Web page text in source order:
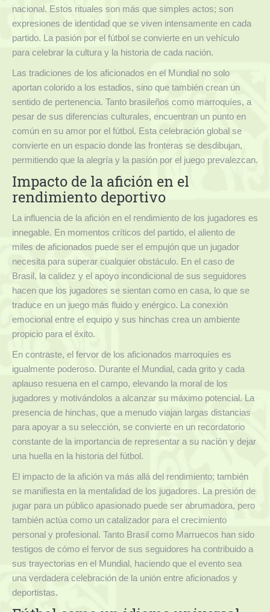
nacional. Estos rituales son más que simples actos; son
expresiones de identidad que se viven intensamente en cada
partido. La pasión por el fútbol se convierte en un vehículo
para celebrar la cultura y la historia de cada nación.
Las tradiciones de los aficionados en el Mundial no solo
aportan colorido a los estadios, sino que también crean un
sentido de pertenencia. Tanto brasileños como marroquíes, a
pesar de sus diferencias culturales, encuentran un punto en
común en su amor por el fútbol. Esta celebración global se
convierte en un espacio donde las fronteras se desdibujan,
permitiendo que la alegría y la pasión por el juego prevalezcan.
Impacto de la afición en el
rendimiento deportivo
La influencia de la afición en el rendimiento de los jugadores es
innegable. En momentos críticos del partido, el aliento de
miles de aficionados puede ser el empujón que un jugador
necesita para superar cualquier obstáculo. En el caso de
Brasil, la calidez y el apoyo incondicional de sus seguidores
hacen que los jugadores se sientan como en casa, lo que se
traduce en un juego más fluido y enérgico. La conexión
emocional entre el equipo y sus hinchas crea un ambiente
propicio para el éxito.
En contraste, el fervor de los aficionados marroquíes es
igualmente poderoso. Durante el Mundial, cada grito y cada
aplauso resuena en el campo, elevando la moral de los
jugadores y motivándolos a alcanzar su máximo potencial. La
presencia de hinchas, que a menudo viajan largas distancias
para apoyar a su selección, se convierte en un recordatorio
constante de la importancia de representar a su nación y dejar
una huella en la historia del fútbol.
El impacto de la afición va más allá del rendimiento; también
se manifiesta en la mentalidad de los jugadores. La presión de
jugar para un público apasionado puede ser abrumadora, pero
también actúa como un catalizador para el crecimiento
personal y profesional. Tanto Brasil como Marruecos han sido
testigos de cómo el fervor de sus seguidores ha contribuido a
sus trayectorias en el Mundial, haciendo que el evento sea
una verdadera celebración de la unión entre aficionados y
deportistas.